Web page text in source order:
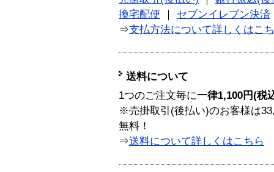
換宅配便
セブンイレブン決済
⇒支払方法について詳しくはこ
送料について
1つのご注文毎に一律1,100円(税
※売掛取引(後払い)のお客様は
無料！
⇒送料について詳しくはこちら